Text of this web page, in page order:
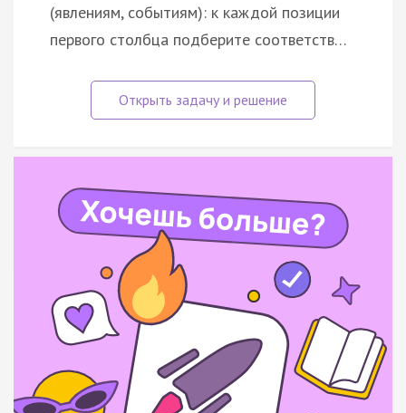
(явлениям, событиям): к каждой позиции
первого столбца подберите соответств…